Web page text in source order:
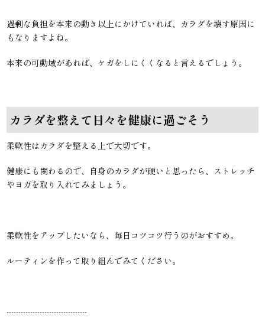
過剰な負担を本来の動き以上にかけていれば、カラダを壊す原因に
もなりますよね。
本来の可動域があれば、ケガをしにくくなると言えるでしょう。
カラダを整えて日々を健康に過ごそう
柔軟性はカラダを整える上で大切です。
健康にも関わるので、自身のカラダが硬いと思ったら、ストレッチ
やヨガを取り入れてみましょう。
柔軟性をアップしたいなら、毎日コツコツ行うのがおすすめ。
ルーティンを作って取り組んでみてください。
----------------------------------